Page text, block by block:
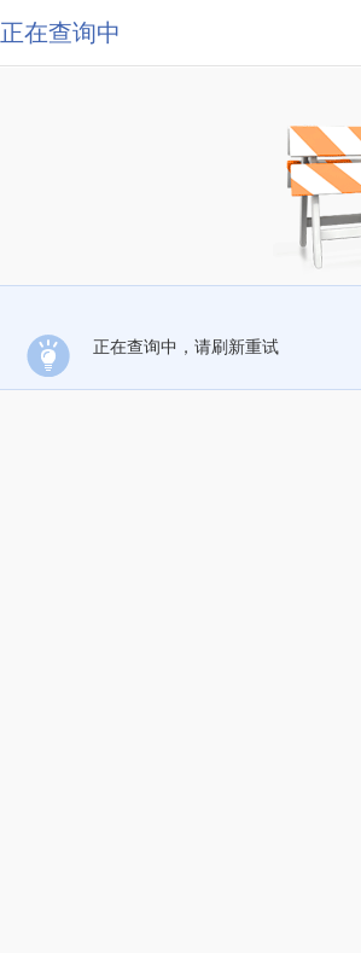
正在查询中
正在查询中，请刷新重试